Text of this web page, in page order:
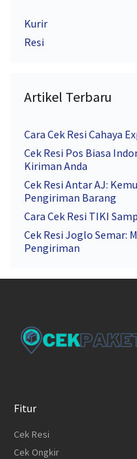
Kurir
Resi
Artikel Terbaru
Cara Cek Resi Cahaya
Cek Resi Pos Biasa
Kiriman Anda
Cek Resi Antar AJ:
Pengiriman Barang
Cara Cek Resi TIKI
Cek Resi Joglo Semar:
Pengiriman
Fitur
Cek Resi
Cek Ongkir